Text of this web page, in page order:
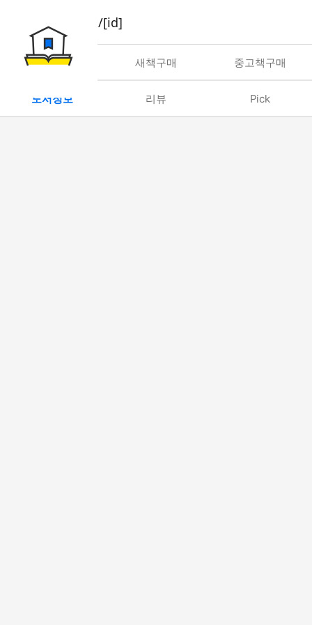
book/rent/[id]
대여 새책구매 중고책구매
도서정보 리뷰 Pick